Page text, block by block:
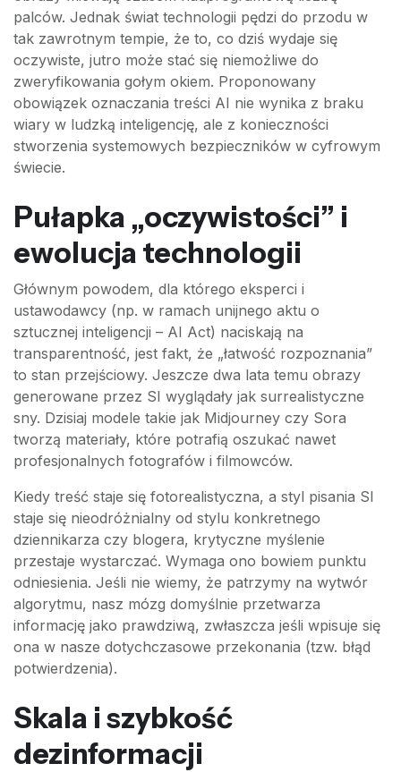
palców. Jednak świat technologii pędzi do przodu w
tak zawrotnym tempie, że to, co dziś wydaje się
oczywiste, jutro może stać się niemożliwe do
zweryfikowania gołym okiem. Proponowany
obowiązek oznaczania treści AI nie wynika z braku
wiary w ludzką inteligencję, ale z konieczności
stworzenia systemowych bezpieczników w cyfrowym
świecie.
Pułapka „oczywistości” i
ewolucja technologii
Głównym powodem, dla którego eksperci i
ustawodawcy (np. w ramach unijnego aktu o
sztucznej inteligencji – AI Act) naciskają na
transparentność, jest fakt, że „łatwość rozpoznania”
to stan przejściowy. Jeszcze dwa lata temu obrazy
generowane przez SI wyglądały jak surrealistyczne
sny. Dzisiaj modele takie jak Midjourney czy Sora
tworzą materiały, które potrafią oszukać nawet
profesjonalnych fotografów i filmowców.
Kiedy treść staje się fotorealistyczna, a styl pisania SI
staje się nieodróżnialny od stylu konkretnego
dziennikarza czy blogera, krytyczne myślenie
przestaje wystarczać. Wymaga ono bowiem punktu
odniesienia. Jeśli nie wiemy, że patrzymy na wytwór
algorytmu, nasz mózg domyślnie przetwarza
informację jako prawdziwą, zwłaszcza jeśli wpisuje się
ona w nasze dotychczasowe przekonania (tzw. błąd
potwierdzenia).
Skala i szybkość
dezinformacji